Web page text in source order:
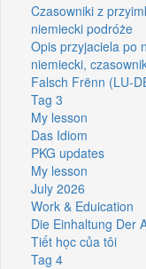
Czasowniki z
niemiecki podróże
Opis przyjaciela po
niemiecki,
Falsch Frënn (LU-
Tag 3
My lesson
Das Idiom
PKG updates
My lesson
July 2026
Work & Eduication
Die Einhaltung Der
Tiết học của tôi
Tag 4